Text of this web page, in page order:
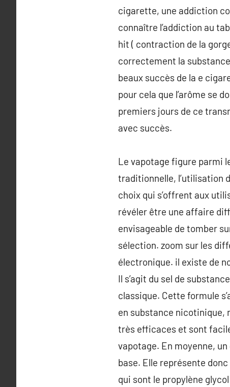
cigarette, une addiction
connaître l’addiction au
hit ( contraction de la
correctement la
beaux succès de la e
pour cela que l’arôme se
premiers jours de ce
avec succès.
Le vapotage figure parmi
traditionnelle, l’utilisation
choix qui s’offrent aux
révéler être une affaire
envisageable de tomber
sélection. zoom sur les
électronique. il existe de
Il s’agit du sel de
classique. Cette formule
en substance nicotinique,
très efficaces et sont
vapotage. En moyenne,
base. Elle représente
qui sont le propylène